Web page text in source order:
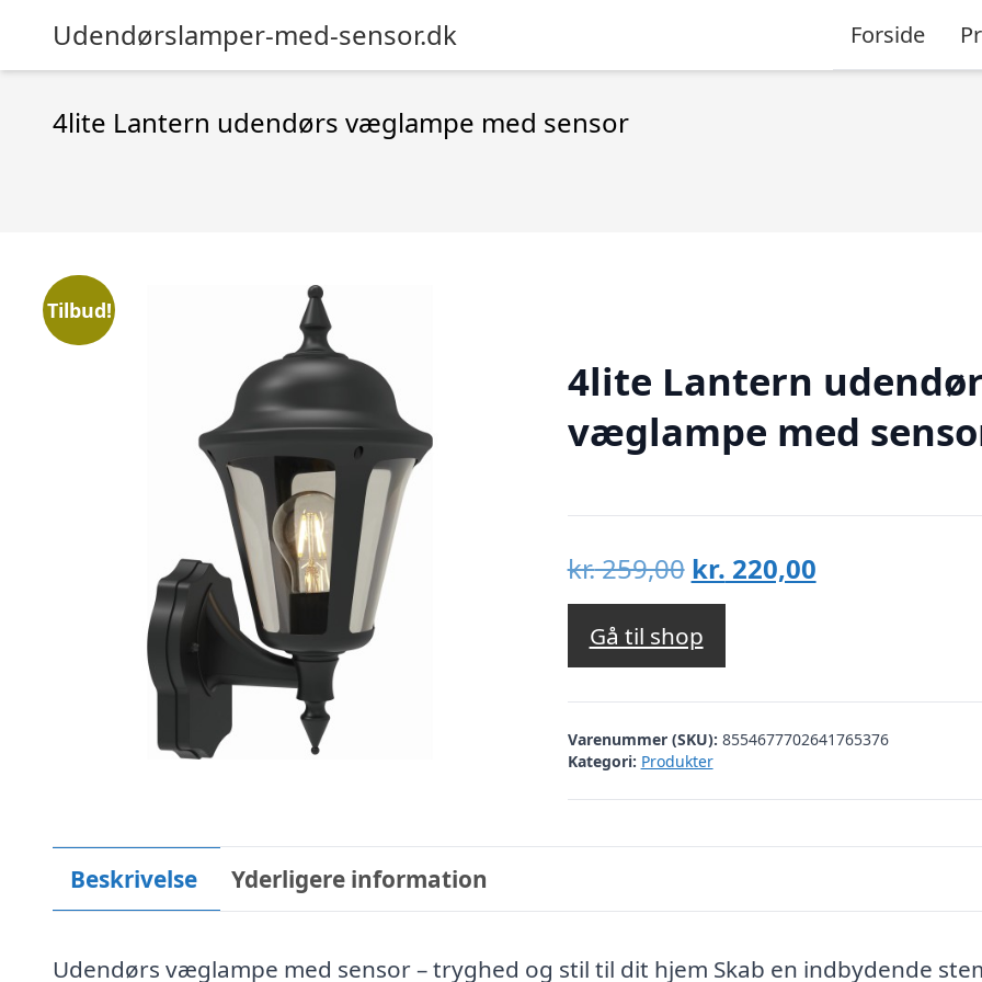
Udendørslamper-med-sensor.dk Forside
4lite Lantern udendørs væglampe med sensor
Tilbud!
4lite Lantern
væglampe med
kr.259,00 Den
oprindelige
pris
var:
kr. 259,00.
kr. 220,00Den
kr. 220,00.
Gå til shop
Varenummer (SKU): 8554677702641765376
Kategori: Produkter
Beskrivelse Yderligere information
Udendørs væglampe med sensor – tryghed og stil til dit hjem Skab en indbydende